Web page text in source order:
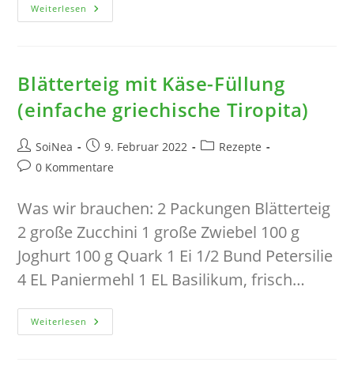
Weiterlesen Pasta
Mit
Blätterteig mit Käse-Füllung
(einfache griechische Tiropita)
Beitrags-
Autor:
SoiNea
Beitrag
veröffentlicht:
9. Februar 2022
Beitrags-
Rezepte
Beitrags-
0 Kommentare
Was wir brauchen: 2 Packungen Blätterteig
2 große Zucchini 1 große Zwiebel 100 g
Joghurt 100 g Quark 1 Ei 1/2 Bund Petersilie
4 EL Paniermehl 1 EL Basilikum, frisch…
Weiterlesen Blätterteig
Mit